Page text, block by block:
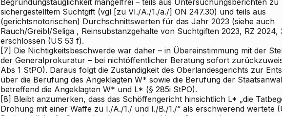
Begründungstauglichkeit mängelfrei – teils aus Untersuchungsberichten zu
sichergestelltem Suchtgift (vgl [zu VI./A./1./a./] ON 247.30) und teils aus
(gerichtsnotorischen) Durchschnittswerten für das Jahr 2023 (siehe auch
Rauch/Greibl/Seliga , Reinsubstanzgehalte von Suchtgiften 2023, RZ 2024,
erschlossen (US 53 f).
[7] Die Nichtigkeitsbeschwerde war daher – in Übereinstimmung mit der
der Generalprokuratur – bei nichtöffentlicher Beratung sofort
Abs 1 StPO). Daraus folgt die Zuständigkeit des Oberlandesgerichts zur
über die Berufung des Angeklagten W* sowie die Berufung der
betreffend die Angeklagten W* und L* (§ 285i StPO).
[8] Bleibt anzumerken, dass das Schöffengericht hinsichtlich L* „die
Drohung mit einer Waffe zu I./A./1./ und I./B./1./“ als erschwerend wertete